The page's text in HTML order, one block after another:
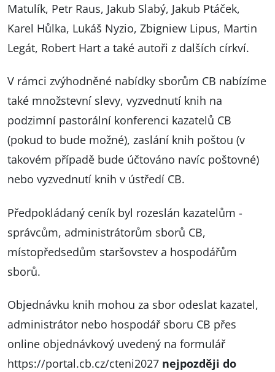
Matulík, Petr Raus, Jakub Slabý, Jakub Ptáček,
Karel Hůlka, Lukáš Nyzio, Zbigniew Lipus, Martin
Legát, Robert Hart a také autoři z dalších církví.
V rámci zvýhodněné nabídky sborům CB nabízíme
také množstevní slevy, vyzvednutí knih na
podzimní pastorální konferenci kazatelů CB
(pokud to bude možné), zaslání knih poštou (v
takovém případě bude účtováno navíc poštovné)
nebo vyzvednutí knih v ústředí CB.
Předpokládaný ceník byl rozeslán kazatelům -
správcům, administrátorům sborů CB,
místopředsedům staršovstev a hospodářům
sborů.
Objednávku knih mohou za sbor odeslat kazatel,
administrátor nebo hospodář sboru CB přes
online objednávkový uvedený na formulář
https://portal.cb.cz/cteni2027 nejpozději do